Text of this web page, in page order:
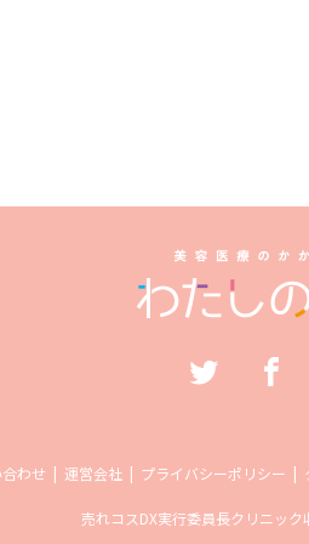
わせ 運営会社 プライバシーポリシー
売れコスDX実行委員長クリニック